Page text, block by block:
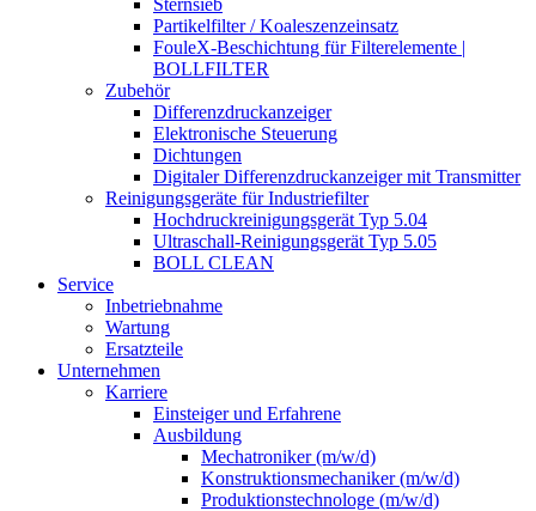
Sternsieb
Partikelfilter / Koaleszenzeinsatz
FouleX-Beschichtung für Filterelemente |
BOLLFILTER
Zubehör
Differenzdruckanzeiger
Elektronische Steuerung
Dichtungen
Digitaler Differenzdruckanzeiger mit Transmitter
Reinigungsgeräte für Industriefilter
Hochdruckreinigungsgerät Typ 5.04
Ultraschall-Reinigungsgerät Typ 5.05
BOLL CLEAN
Service
Inbetriebnahme
Wartung
Ersatzteile
Unternehmen
Karriere
Einsteiger und Erfahrene
Ausbildung
Mechatroniker (m/w/d)
Konstruktionsmechaniker (m/w/d)
Produktionstechnologe (m/w/d)